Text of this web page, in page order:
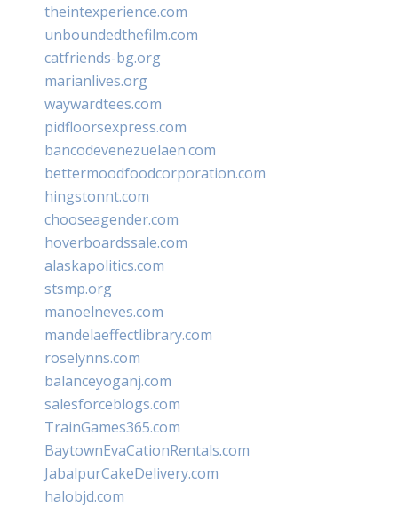
theintexperience.com
unboundedthefilm.com
catfriends-bg.org
marianlives.org
waywardtees.com
pidfloorsexpress.com
bancodevenezuelaen.com
bettermoodfoodcorporation.com
hingstonnt.com
chooseagender.com
hoverboardssale.com
alaskapolitics.com
stsmp.org
manoelneves.com
mandelaeffectlibrary.com
roselynns.com
balanceyoganj.com
salesforceblogs.com
TrainGames365.com
BaytownEvaCationRentals.com
JabalpurCakeDelivery.com
halobjd.com